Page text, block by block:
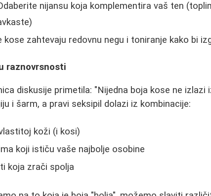
nijansu koja komplementira vaš ten
kose zahtevaju redovnu negu i toniranje kako bi
raznovrsnosti
diskusije primetila: "Nijedna boja kose ne izlazi
i šarm, a pravi seksipil dolazi iz kombinacije:
koži (i kosi)
koji ističu vaše najbolje osobine
koja zrači spolja